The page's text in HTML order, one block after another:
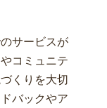
サービスが
コミュニテ
くりを大切
バックやア